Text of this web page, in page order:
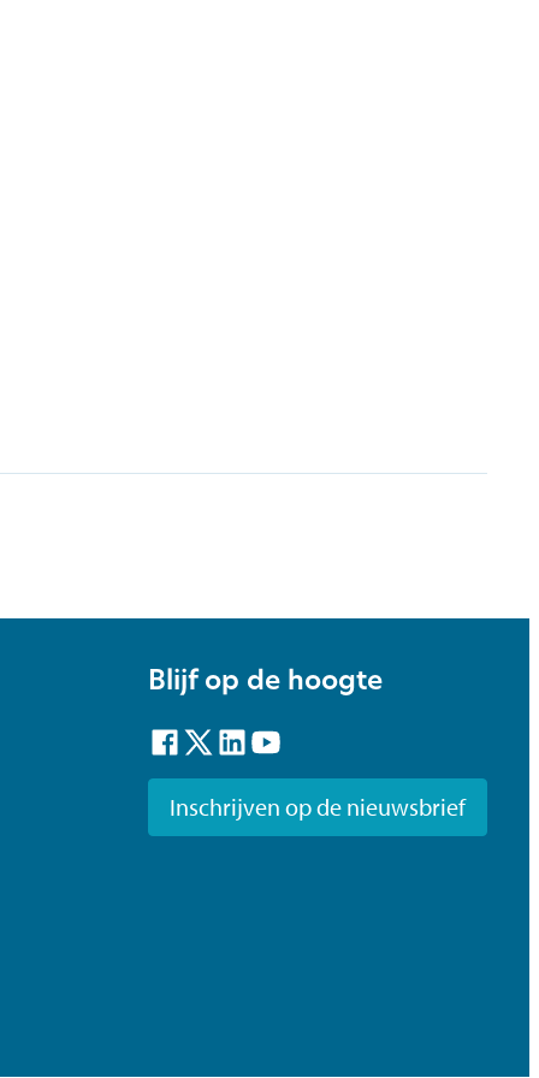
Blijf op de hoogte
Facebook
TwitterLinkedInYouTube
Inschrijven op de nieuwsbrief